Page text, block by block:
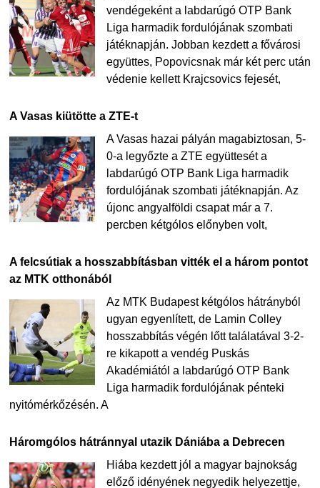
vendégeként a labdarúgó OTP Bank
Liga harmadik fordulójának szombati
játéknapján. Jobban kezdett a fővárosi
együttes, Popovicsnak már két perc után
védenie kellett Krajcsovics fejesét,
A Vasas kiütötte a ZTE-t
A Vasas hazai pályán magabiztosan, 5-
0-a legyőzte a ZTE együttesét a
labdarúgó OTP Bank Liga harmadik
fordulójának szombati játéknapján. Az
újonc angyalföldi csapat már a 7.
percben kétgólos előnyben volt,
A felcsútiak a hosszabbításban vitték el a három pontot
az MTK otthonából
Az MTK Budapest kétgólos hátrányból
ugyan egyenlített, de Lamin Colley
hosszabbítás végén lőtt találatával 3-2-
re kikapott a vendég Puskás
Akadémiától a labdarúgó OTP Bank
Liga harmadik fordulójának pénteki
nyitómérkőzésén. A
Háromgólos hátránnyal utazik Dániába a Debrecen
Hiába kezdett jól a magyar bajnokság
előző idényének negyedik helyezettje,